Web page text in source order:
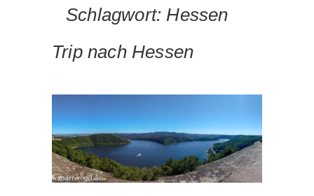
Schlagwort: Hessen
Trip nach Hessen